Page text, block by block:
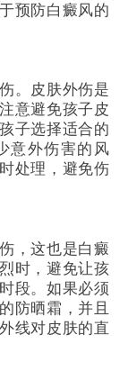
预防白癜风的
。皮肤外伤是
意避免孩子皮
子选择适合的
意外伤害的风
处理，避免伤
，这也是白癜
时，避免让孩
段。如果必须
防晒霜，并且
线对皮肤的直